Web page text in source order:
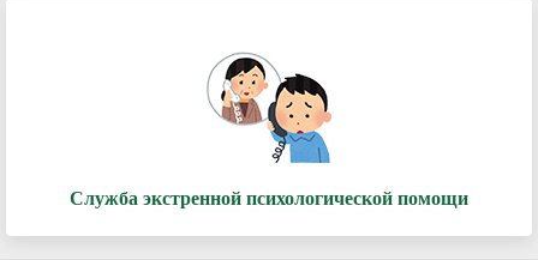
Служба экстренной психологической помощи